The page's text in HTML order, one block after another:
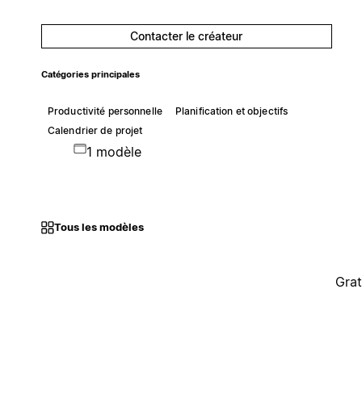
Contacter le créateur
Catégories principales
Productivité personnelle
Planification et objectifs
Calendrier de projet
1 modèle
Tous les modèles